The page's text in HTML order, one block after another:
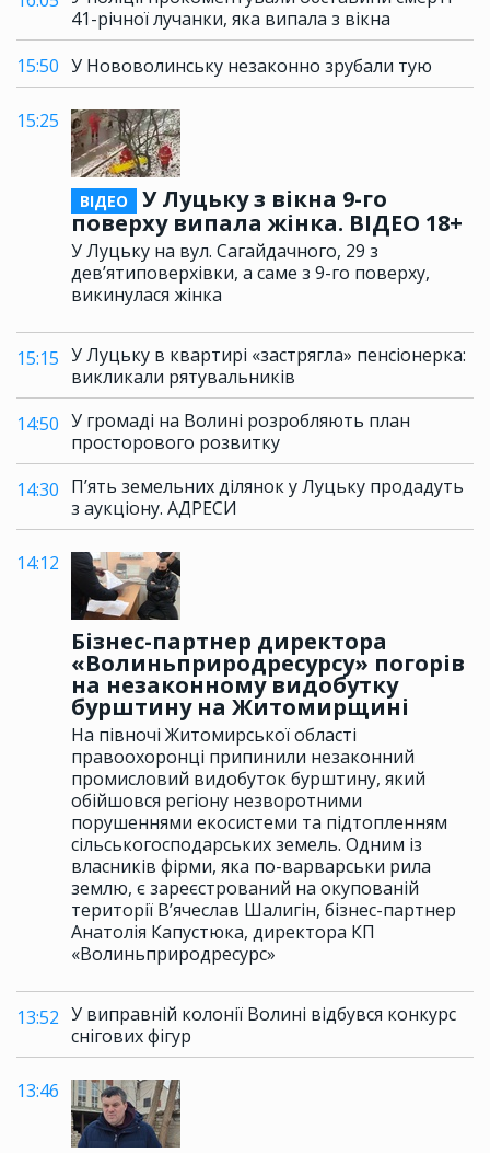
41-річної лучанки, яка випала з вікна
15:50 У Нововолинську незаконно зрубали тую
15:25
ВІДЕО
У Луцьку з вікна 9-го
поверху випала жінка. ВІДЕО 18+
У Луцьку на вул. Сагайдачного, 29 з
дев’ятиповерхівки, а саме з 9-го поверху,
викинулася жінка
15:15 У Луцьку в квартирі «застрягла» пенсіонерка:
викликали рятувальників
14:50 У громаді на Волині розробляють план
просторового розвитку
14:30 П’ять земельних ділянок у Луцьку продадуть
з аукціону. АДРЕСИ
14:12
Бізнес-партнер директора
«Волиньприродресурсу» погорів
на незаконному видобутку
бурштину на Житомирщині
На півночі Житомирської області
правоохоронці припинили незаконний
промисловий видобуток бурштину, який
обійшовся регіону незворотними
порушеннями екосистеми та підтопленням
сільськогосподарських земель. Одним із
власників фірми, яка по-варварськи рила
землю, є зареєстрований на окупованій
території В’ячеслав Шалигін, бізнес-партнер
Анатолія Капустюка, директора КП
«Волиньприродресурс»
13:52 У виправній колонії Волині відбувся конкурс
снігових фігур
13:46